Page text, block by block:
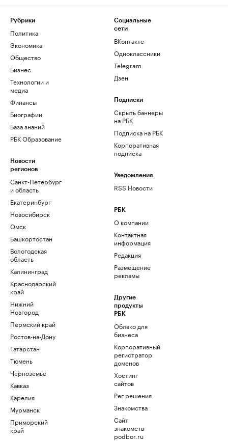
Рубрики
Политика
Экономика
Общество
Бизнес
Технологии и
медиа
Финансы
Биографии
База знаний
РБК Образование
Новости
регионов
Санкт-Петербург
и область
Екатеринбург
Новосибирск
Омск
Башкортостан
Вологодская
область
Калининград
Краснодарский
край
Нижний
Новгород
Пермский край
Ростов-на-Дону
Татарстан
Тюмень
Черноземье
Кавказ
Карелия
Мурманск
Приморский
край
Социальные
сети
ВКонтакте
Одноклассники
Telegram
Дзен
Подписки
Скрыть баннеры
на РБК
Подписка на РБК
Корпоративная
подписка
Уведомления
RSS Новости
РБК
О компании
Контактная
информация
Редакция
Размещение
рекламы
Другие
продукты
РБК
Облако для
бизнеса
Корпоративный
регистратор
доменов
Хостинг
сайтов
Рег.решения
Знакомства
Сайт
знакомств
podbor.ru